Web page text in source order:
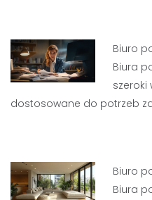
Biuro
Biura
szeroki
dostosowane do potrzeb
Biuro
Biura